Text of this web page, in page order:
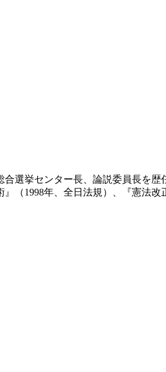
選挙センター長、論説委員長を歴
（1998年、全日法規）、『憲法